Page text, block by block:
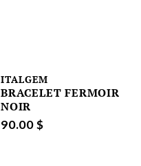
ITALGEM
BRACELET FERMOIR
NOIR
90.00 $